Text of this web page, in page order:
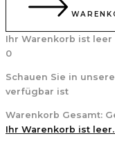
Ihr Warenkorb ist leer
0
Schauen Sie in
verfügbar ist
Warenkorb Gesamt:
Ihr Warenkorb ist